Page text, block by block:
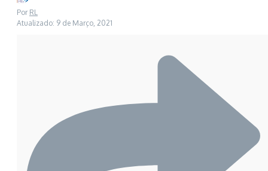
Por RL
Atualizado: 9 de Março, 2021